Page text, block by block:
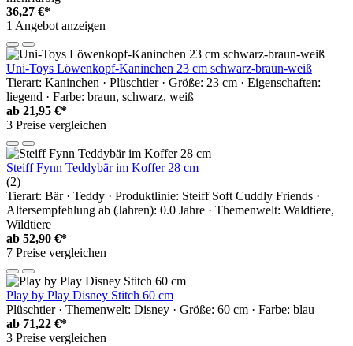
36,27 €*
1 Angebot anzeigen
Uni-Toys Löwenkopf-Kaninchen 23 cm schwarz-braun-weiß
Tierart: Kaninchen · Plüschtier · Größe: 23 cm · Eigenschaften:
liegend · Farbe: braun, schwarz, weiß
ab 21,95 €*
3 Preise vergleichen
Steiff Fynn Teddybär im Koffer 28 cm
(2)
Tierart: Bär · Teddy · Produktlinie: Steiff Soft Cuddly Friends ·
Altersempfehlung ab (Jahren): 0.0 Jahre · Themenwelt: Waldtiere,
Wildtiere
ab 52,90 €*
7 Preise vergleichen
Play by Play Disney Stitch 60 cm
Plüschtier · Themenwelt: Disney · Größe: 60 cm · Farbe: blau
ab 71,22 €*
3 Preise vergleichen